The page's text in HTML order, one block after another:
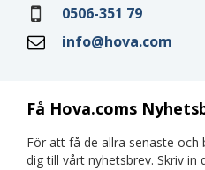
Få Hova.coms
För att få de allra senaste och
dig till vårt nyhetsbrev. Skriv in
0506-351 79
info@hova.com